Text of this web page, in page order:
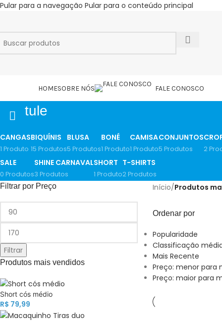
Pular para a navegação Pular para o conteúdo principal
HOMESOBRE NÓS FALE CONOSCO
tule
CANGAS
1 Produto
BIQUÍNIS
15 Produtos
BLUSA
5 Produtos
BONÉ
1 Produto
CAMISA
1 Produto
CONJUNTOS
5 Produtos 2
SALE
0 Produtos
SHINE CARNAVAL
3 Produtos
SHORT
1 Produto
T-SHIRTS
2 Produtos
Filtrar por Preço
Filtrar
Produtos mais vendidos
Short cós médio
R$ 79,99
Início/Produtos
Ordenar por
Popularidade
Classificação
Mais Recente
Preço: menor para
Preço: maior para